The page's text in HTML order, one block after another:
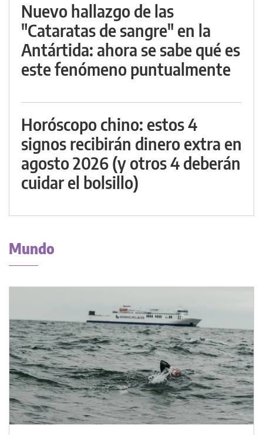
Nuevo hallazgo de las
"Cataratas de sangre" en la
Antártida: ahora se sabe qué es
este fenómeno puntualmente
Horóscopo chino: estos 4
signos recibirán dinero extra en
agosto 2026 (y otros 4 deberán
cuidar el bolsillo)
Mundo